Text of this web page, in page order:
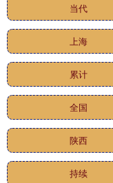
当代
上海
累计
全国
陕西
持续